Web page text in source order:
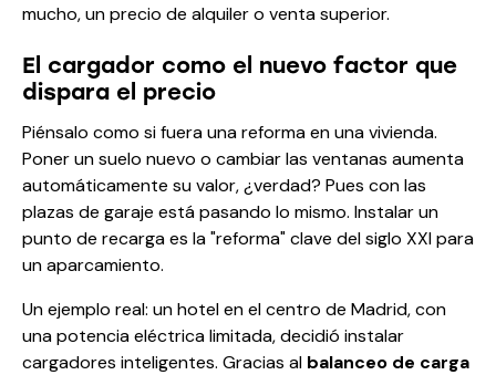
mucho, un precio de alquiler o venta superior.
El cargador como el nuevo factor que
dispara el precio
Piénsalo como si fuera una reforma en una vivienda.
Poner un suelo nuevo o cambiar las ventanas aumenta
automáticamente su valor, ¿verdad? Pues con las
plazas de garaje está pasando lo mismo. Instalar un
punto de recarga es la "reforma" clave del siglo XXI para
un aparcamiento.
Un ejemplo real: un hotel en el centro de Madrid, con
una potencia eléctrica limitada, decidió instalar
cargadores inteligentes. Gracias al balanceo de carga